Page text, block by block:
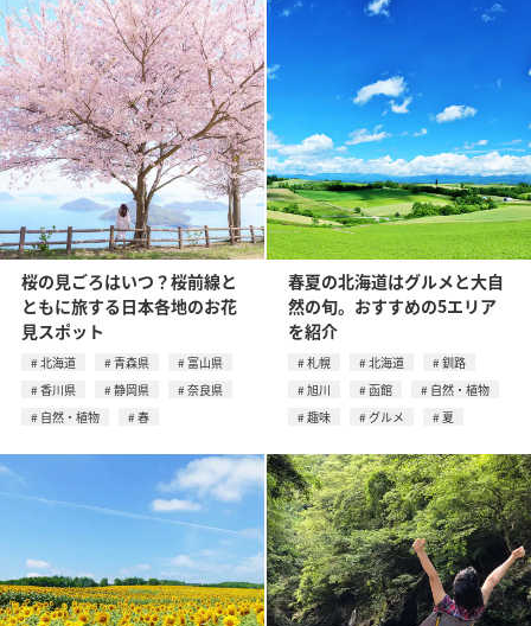
桜の見ごろはいつ？桜前線と
ともに旅する日本各地のお花
見スポット
北海道 青森県
富山県
香川県
静岡県
奈良県
自然・植物
春
春夏の北海道はグルメと大自
然の旬。おすすめの5エリア
を紹介
札幌 北海道
釧路
旭川
函館
自然・植物
趣味
グルメ 夏